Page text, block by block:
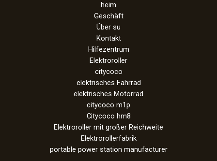
heim
Geschäft
Über su
Kontakt
Hilfezentrum
Elektroroller
citycoco
elektrisches Fahrrad
elektrisches Motorrad
citycoco m1p
Citycoco hm8
Elektroroller mit großer Reichweite
Elektrorollerfabrik
portable power station manufacturer